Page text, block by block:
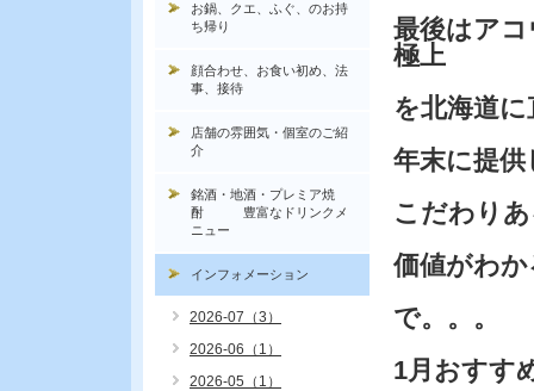
最後はア
極上
を北海道
年末に提
こだわり
価値がわ
で。。。
1月おすす
お鍋、クエ、ふぐ、のお持
ち帰り
顔合わせ、お食い初め、法
事、接待
店舗の雰囲気・個室のご紹
介
銘酒・地酒・プレミア焼
酎 豊富なドリンクメ
ニュー
インフォメーション
2026-07（3）
2026-06（1）
2026-05（1）